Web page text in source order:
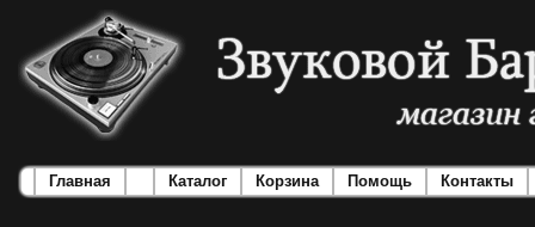
Главная Каталог Корзина Помощь Контакты